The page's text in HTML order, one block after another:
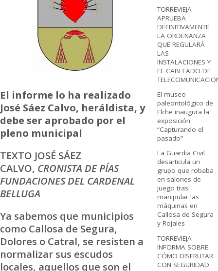
El informe lo ha realizado
José Sáez Calvo, heráldista, y
debe ser aprobado por el
pleno municipal
TEXTO JOSÉ SÁEZ
CALVO, CRONISTA DE PÍAS
FUNDACIONES DEL CARDENAL
BELLUGA
Ya sabemos que municipios
como Callosa de Segura,
Dolores o Catral, se resisten a
normalizar sus escudos
locales, aquellos que son el
TORREVIEJA
APRUEBA
DEFINITIVAMENTE
LA ORDENANZA
QUE REGULARÁ
LAS
INSTALACIONES Y
EL CABLEADO DE
El museo
paleontológico de
Elche inaugura la
exposición
“Capturando el
pasado”
La Guardia Civil
desarticula un
grupo que robaba
en salones de
juego tras
manipular las
máquinas en
Callosa de Segura
y Rojales
TORREVIEJA
INFORMA SOBRE
CÓMO DISFRUTAR
CON SEGURIDAD